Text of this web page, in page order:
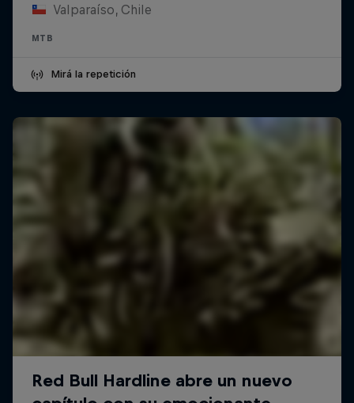
Valparaíso, Chile
MTB
Mirá la repetición